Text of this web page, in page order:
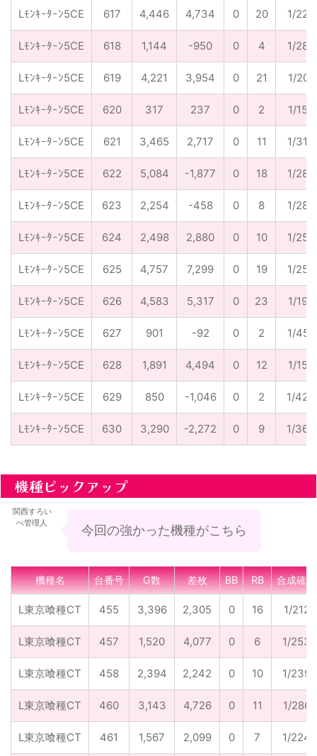
Lﾓﾝｷｰﾀｰﾝ5CE 617 4,446 4,734 0 20 1/222
Lﾓﾝｷｰﾀｰﾝ5CE 618 1,144 -950 0 4 1/286
Lﾓﾝｷｰﾀｰﾝ5CE 619 4,221 3,954 0 21 1/201
Lﾓﾝｷｰﾀｰﾝ5CE 620 317 237 0 2 1/159
Lﾓﾝｷｰﾀｰﾝ5CE 621 3,465 2,717 0 11 1/315
Lﾓﾝｷｰﾀｰﾝ5CE 622 5,084 -1,877 0 18 1/282
Lﾓﾝｷｰﾀｰﾝ5CE 623 2,254 -458 0 8 1/282
Lﾓﾝｷｰﾀｰﾝ5CE 624 2,498 2,880 0 10 1/250
Lﾓﾝｷｰﾀｰﾝ5CE 625 4,757 7,299 0 19 1/250
Lﾓﾝｷｰﾀｰﾝ5CE 626 4,583 5,317 0 23 1/199
Lﾓﾝｷｰﾀｰﾝ5CE 627 901 -92 0 2 1/451
Lﾓﾝｷｰﾀｰﾝ5CE 628 1,891 4,494 0 12 1/158
Lﾓﾝｷｰﾀｰﾝ5CE 629 850 -1,046 0 2 1/425
Lﾓﾝｷｰﾀｰﾝ5CE 630 3,290 -2,272 0 9 1/366
機種ピックアップ
関西すろい
べ管理人
今回の強かった機種がこちら
機種名 台番号 G数 差枚 BB RB 合成確率
L東京喰種CT 455 3,396 2,305 0 16 1/212
L東京喰種CT 457 1,520 4,077 0 6 1/253
L東京喰種CT 458 2,394 2,242 0 10 1/239
L東京喰種CT 460 3,143 4,726 0 11 1/286
L東京喰種CT 461 1,567 2,099 0 7 1/224